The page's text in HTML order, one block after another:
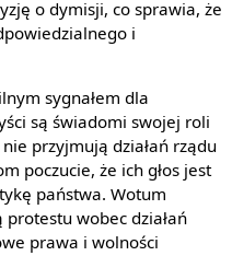
o dymisji, co sprawia, że
i
sygnałem dla
są świadomi swojej roli
nie przyjmują działań rządu
poczucie, że ich głos jest
państwa. Wotum
wobec działań
prawa i wolności